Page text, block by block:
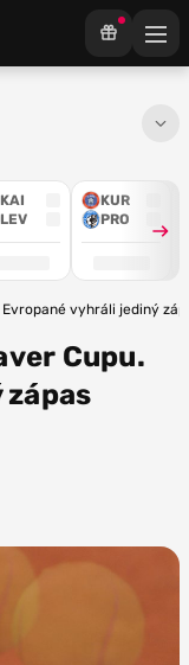
KAI
LEV
KUR
PRO
vyhráli jediný
Cupu.